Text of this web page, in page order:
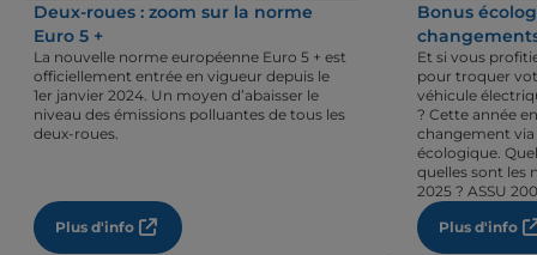
Deux-roues : zoom sur la norme
Euro 5 +
La nouvelle norme européenne Euro 5 + est
officiellement entrée en vigueur depuis le
1er janvier 2024. Un moyen d’abaisser le
niveau des émissions polluantes de tous les
deux-roues.
Plus d'info
Bonus
Et si vous
pour troquer
véhicule
? Cette année
changement
écologique.
quelles sont les
2025 ? ASSU
Plus d'info